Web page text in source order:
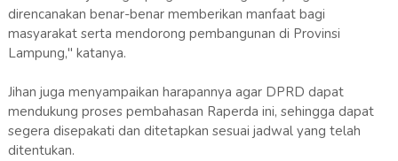
direncanakan benar-benar memberikan manfaat bagi
masyarakat serta mendorong pembangunan di Provinsi
Lampung," katanya.
Jihan juga menyampaikan harapannya agar DPRD dapat
mendukung proses pembahasan Raperda ini, sehingga dapat
segera disepakati dan ditetapkan sesuai jadwal yang telah
ditentukan.